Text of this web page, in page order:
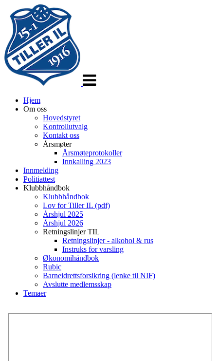
Hjem
Om oss
Hovedstyret
Kontrollutvalg
Kontakt oss
Årsmøter
Årsmøteprotokoller
Innkalling 2023
Innmelding
Politiattest
Klubbhåndbok
Klubbhåndbok
Lov for Tiller IL (pdf)
Årshjul 2025
Årshjul 2026
Retningslinjer TIL
Retningslinjer - alkohol & rus
Instruks for varsling
Økonomihåndbok
Rubic
Barneidrettsforsikring (lenke til NIF)
Avslutte medlemsskap
Temaer